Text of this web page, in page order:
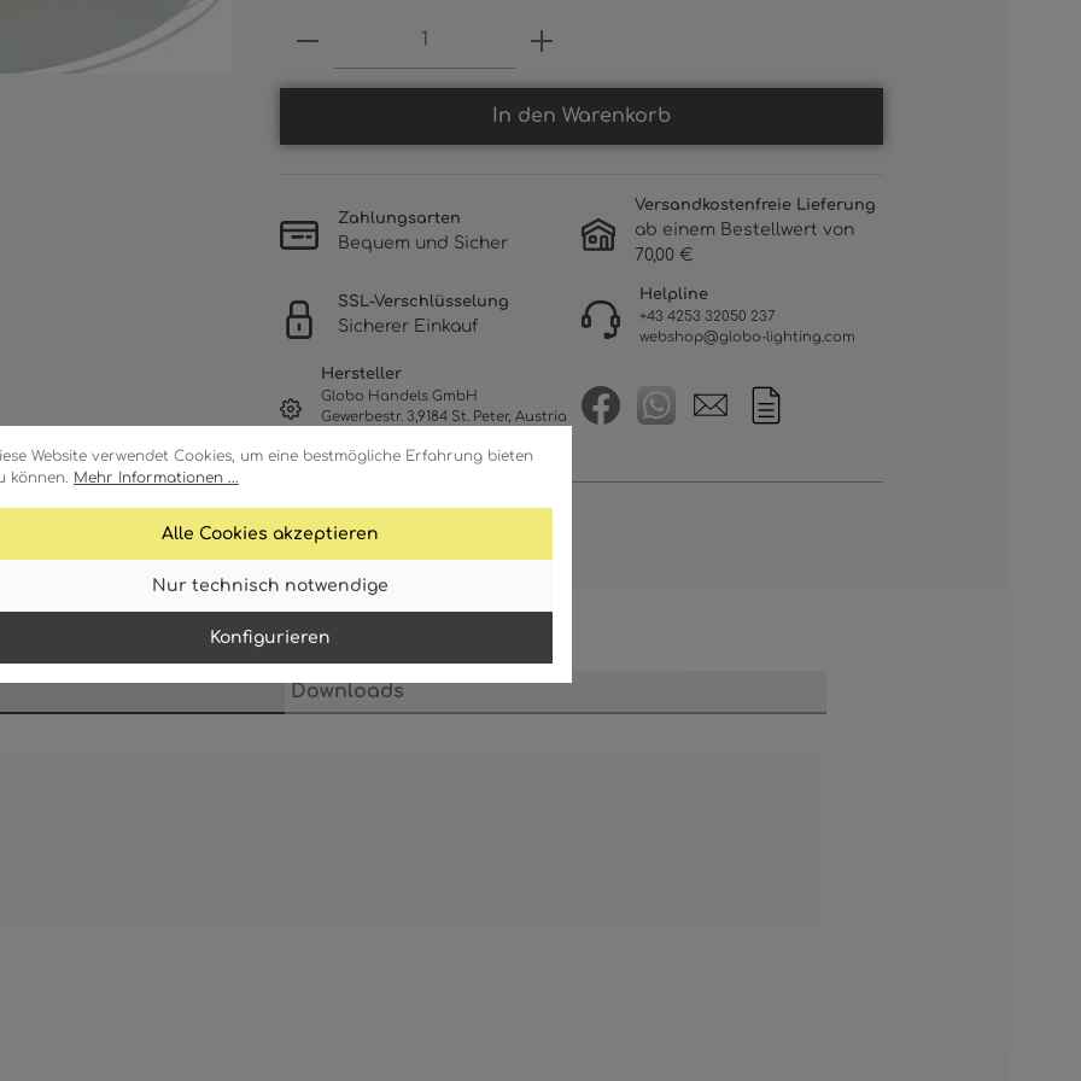
Website verwendet Cookies, um eine bestmögliche Erfahrung bieten
können. Mehr Informationen ...
Alle Cookies akzeptieren
Nur technisch notwendige
Konfigurieren
Produkt Anzahl: Gib den gewünschten Wert ein
In den Warenkorb
Zahlungsarten
Bequem und Sicher
Versandkostenfreie Lieferung
ab einem Bestellwert von
70,00 €
SSL-Verschlüsselung
Sicherer Einkauf
Helpline
+43 4253 32050 237
webshop@globo-lighting.com
Hersteller
Globo Handels GmbH
Gewerbestr. 3,9184 St. Peter, Austria
Downloads